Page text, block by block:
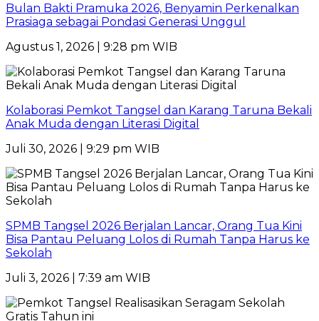
Bulan Bakti Pramuka 2026, Benyamin Perkenalkan
Prasiaga sebagai Pondasi Generasi Unggul
Agustus 1, 2026 | 9:28 pm WIB
Kolaborasi Pemkot Tangsel dan Karang Taruna Bekali
Anak Muda dengan Literasi Digital
Juli 30, 2026 | 9:29 pm WIB
SPMB Tangsel 2026 Berjalan Lancar, Orang Tua Kini
Bisa Pantau Peluang Lolos di Rumah Tanpa Harus ke
Sekolah
Juli 3, 2026 | 7:39 am WIB